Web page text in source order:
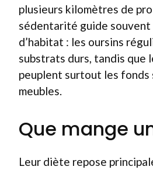
plusieurs kilomètres de
sédentarité guide souvent
d’habitat : les oursins
substrats durs, tandis que
peuplent surtout les fonds
meubles.
Que mange
Leur diète repose